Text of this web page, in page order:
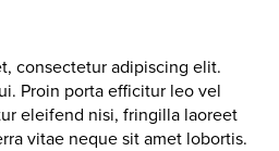
consectetur adipiscing elit.
Proin porta efficitur leo vel
eleifend nisi, fringilla laoreet
vitae neque sit amet lobortis.